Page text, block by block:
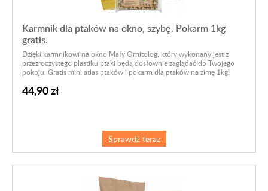
Karmnik dla ptaków na okno, szybę. Pokarm 1kg
gratis.
Dzięki karmnikowi na okno Mały Ornitolog, który wykonany jest z
przezroczystego plastiku ptaki będą dosłownie zaglądać do Twojego
pokoju. Gratis mini atlas ptaków i pokarm dla ptaków na zimę 1kg!
44,90 zł
Sprawdź teraz